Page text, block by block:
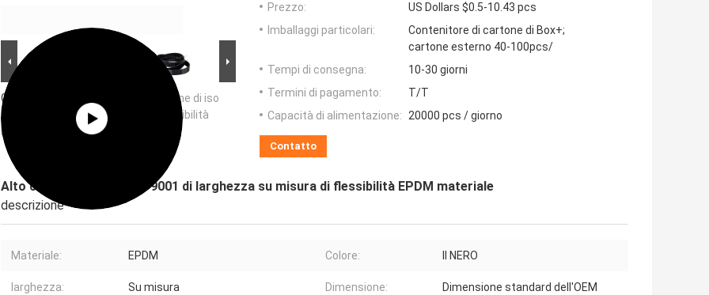
Grande immagine :
Alto certificazione di iso
9001 di larghezza su misura di flessibilità
EPDM materiale
Prezzo:
US Dollars $0.5-10.43 pcs
Imballaggi particolari:
Contenitore di cartone di Box+;
cartone esterno 40-100pcs/
Tempi di consegna:
10-30 giorni
Termini di pagamento:
T/T
Capacità di alimentazione: 20000 pcs / giorno
Contatto
Alto certificazione di iso 9001 di larghezza su misura di flessibilità EPDM materiale
descrizione
Materiale: EPDM Colore: Il NERO
larghezza: Su misura Dimensione: Dimensione standard dell'OEM